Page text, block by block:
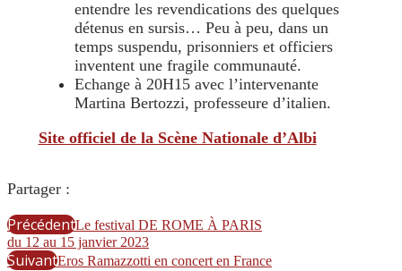
entendre les revendications des quelques
détenus en sursis… Peu à peu, dans un
temps suspendu, prisonniers et officiers
inventent une fragile communauté.
Echange à 20H15 avec l’intervenante
Martina Bertozzi, professeure d’italien.
Site officiel de la Scène Nationale d’Albi
Partager :
PrécédentLe festival DE ROME À PARIS
du 12 au 15 janvier 2023
SuivantEros Ramazzotti en concert en France